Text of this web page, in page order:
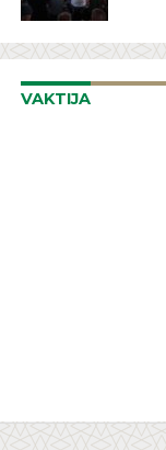
VAKTIJA